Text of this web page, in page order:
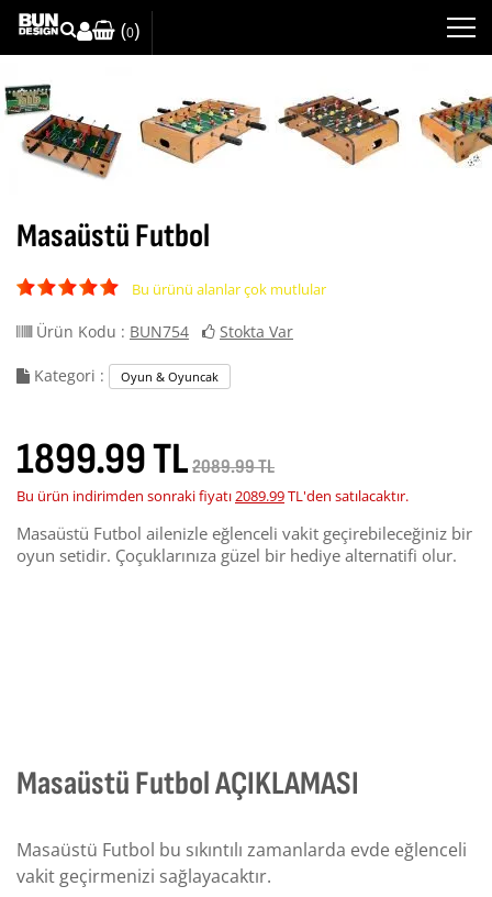
(0)
Masaüstü Futbol
Bu ürünü alanlar çok mutlular
Ürün Kodu : BUN754 Stokta Var
Kategori : Oyun & Oyuncak
1899.99 TL2089.99 TL
Bu ürün indirimden sonraki fiyatı2089.99TL'den satılacaktır.
Masaüstü Futbol ailenizle eğlenceli vakit geçirebileceğiniz bir
oyun setidir. Çoçuklarınıza güzel bir hediye alternatifi olur.
Masaüstü Futbol AÇIKLAMASI
Masaüstü Futbol bu sıkıntılı zamanlarda evde eğlenceli
vakit geçirmenizi sağlayacaktır.